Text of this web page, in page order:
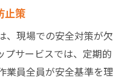
止策
、現場での安全対策が欠
プサービスでは、定期的
業員全員が安全基準を理